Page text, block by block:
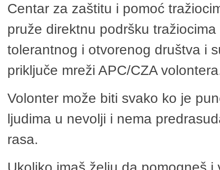
Centar za zaštitu i pomoć
pruže direktnu podršku
tolerantnog i otvorenog društva i
priključe mreži APC/CZA
Volonter može biti svako ko je
ljudima u nevolji i nema
rasa.